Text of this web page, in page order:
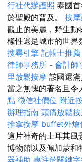
行社代辦護照 泰國
於聖殿的普及。 按
觀止的美麗，野生動
樣性還是城市的世界
搜尋引擎 記帳士推薦
律師事務所 - 會計師
里放鬆按摩 該國還
當之無愧的著名且令
點 徵信社價位 附近
辦理指南 頭痛放鬆
推拿按摩 buffet外燴
這片神奇的土耳其風
博物館以及佩加蒙和
器補助 專注於關鍵